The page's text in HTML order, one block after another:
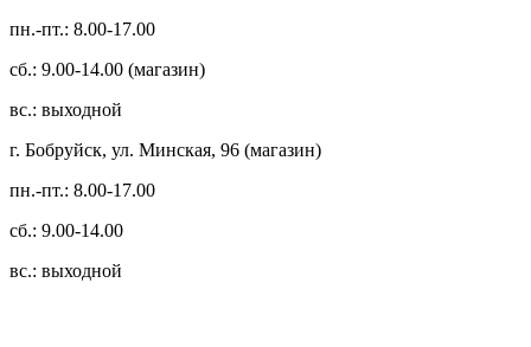
пн.-пт.: 8.00-17.00
сб.: 9.00-14.00 (магазин)
вс.: выходной
г. Бобруйск, ул. Минская, 96 (магазин)
пн.-пт.: 8.00-17.00
сб.: 9.00-14.00
вс.: выходной